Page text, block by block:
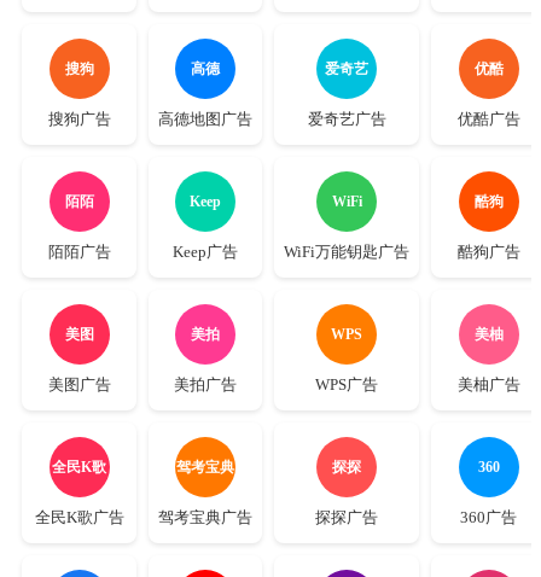
搜狗
搜狗广告
高德
高德地图广告
爱奇艺
爱奇艺广告
优酷
优酷广告
陌陌
陌陌广告
Keep
Keep广告
WiFi
WiFi万能钥匙广告
酷狗
酷狗广告
美图
美图广告
美拍
美拍广告
WPS
WPS广告
美柚
美柚广告
全民K歌
全民K歌广告
驾考宝典
驾考宝典广告
探探
探探广告
360
360广告